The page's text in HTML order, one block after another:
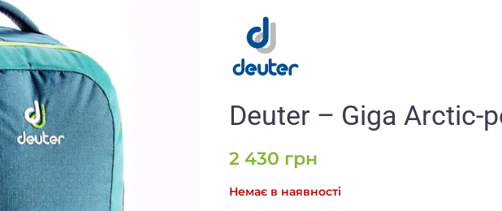
Deuter – Giga Arctic-
2 430 грн
Немає в наявності